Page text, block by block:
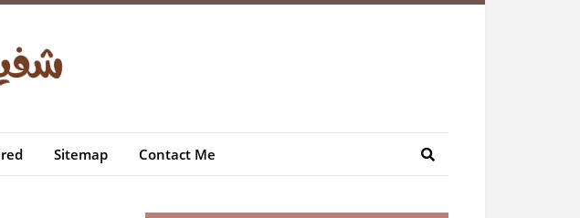
Sitemap Contact Me